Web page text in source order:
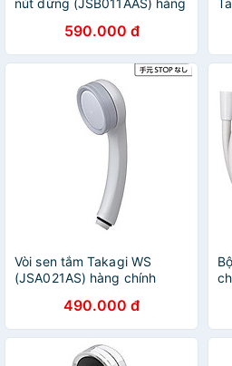
nút dừng (JSB011AAS) hàng
590.000 đ
Vòi sen tắm Takagi WS
(JSA021AS) hàng chính
490.000 đ